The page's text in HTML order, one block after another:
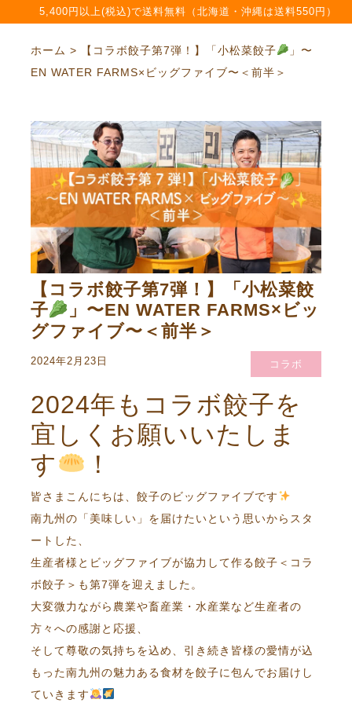
5,400円以上(税込)で送料無料（北海道・沖縄は送料550円）
ホーム > 【コラボ餃子第7弾！】「小松菜餃子
」〜
EN WATER FARMS×ビッグファイブ〜＜前半＞
【コラボ餃子第7弾！】「小松菜餃
子
」〜EN WATER FARMS×ビッ
グファイブ〜＜前半＞
2024年2月23日 コラボ
2024年もコラボ餃子を
宜しくお願いいたしま
す
！
皆さまこんにちは、餃子のビッグファイブです
南九州の「美味しい」を届けたいという思いからスタ
ートした、
生産者様とビッグファイブが協力して作る餃子＜コラ
ボ餃子＞も第7弾を迎えました。
大変微力ながら農業や畜産業・水産業など生産者の
方々への感謝と応援、
そして尊敬の気持ちを込め、引き続き皆様の愛情が込
もった南九州の魅力ある食材を餃子に包んでお届けし
ていきます